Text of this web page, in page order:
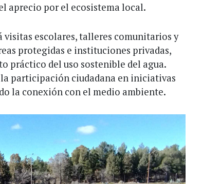
aprecio por el ecosistema local.
escolares, talleres comunitarios y
protegidas e instituciones privadas,
práctico del uso sostenible del agua.
la participación ciudadana en iniciativas
la conexión con el medio ambiente.